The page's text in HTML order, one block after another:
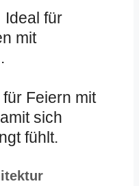
Ideal für
mit
Feiern mit
sich
fühlt.